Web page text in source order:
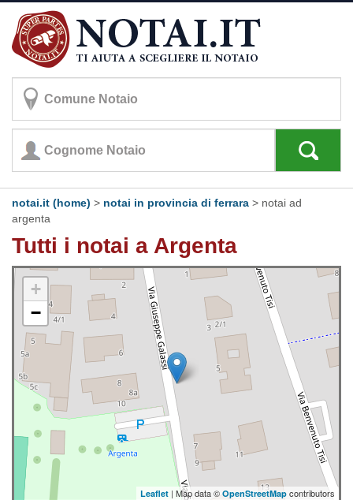
notai.it (home) > notai in provincia di ferrara > notai ad
argenta
Tutti i notai a Argenta
+
−
Leaflet | Map data © OpenStreetMap contributors